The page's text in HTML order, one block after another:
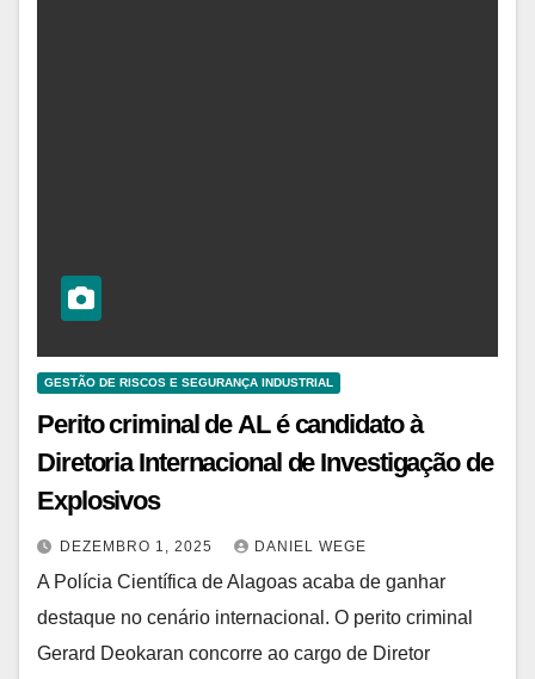
GESTÃO DE RISCOS E SEGURANÇA INDUSTRIAL
Perito criminal de AL é candidato à
Diretoria Internacional de Investigação de
Explosivos
DEZEMBRO 1, 2025 DANIEL WEGE
A Polícia Científica de Alagoas acaba de ganhar
destaque no cenário internacional. O perito criminal
Gerard Deokaran concorre ao cargo de Diretor